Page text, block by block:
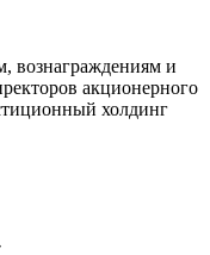
вознаграждениям и
акционерного
холдинг